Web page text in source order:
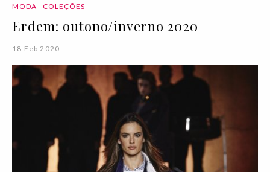
MODA COLEÇÕES
Erdem: outono/inverno 2020
18 Feb 2020